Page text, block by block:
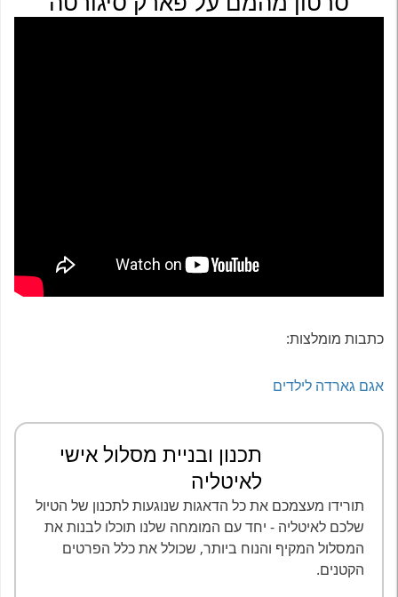
כתבות מומלצות:
אגם גארדה לילדים
תכנון ובניית מסלול אישי
לאיטליה
תורידו מעצמכם את כל הדאגות שנוגעות לתכנון של הטיול
שלכם לאיטליה - יחד עם המומחה שלנו תוכלו לבנות את
המסלול המקיף והנוח ביותר, שכולל את כלל הפרטים
הקטנים.